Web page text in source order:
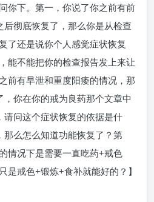
你下。第一，你说了你之前有前
彻底恢复了，那么你是从检查
了还是说你个人感觉症状恢复
能不能把你的检查报告发上来让
前有早泄和重度阳痿的情况，那
你在你的戒为良药那个文章中
问这个症状恢复的依据是什
么怎么知道功能恢复了？第
情况下是需要一直吃药+戒色
是戒色+锻炼+食补就能好的？】